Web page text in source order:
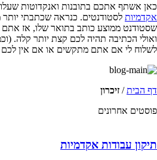
כאן אשתף אתכם בתובנות ואנקדוטות שעלו
אקדמיות
שסטודנט ממוצע כותב בתואר שלו, אז אתם
ואולי הכתיבה תהיה לכם קצת יותר קלה.
לשלוח לי אם אתם מתקשים או אם אין לכם
דף הבית/ זיכרון
פוסטים אחרונים
תיקון עבודות אקדמיות